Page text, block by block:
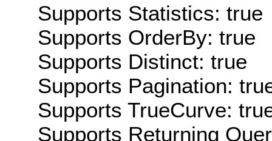
Supports Statistics: true
Supports OrderBy: true
Supports Distinct: true
Supports Pagination:
Supports TrueCurve:
Supports Returning